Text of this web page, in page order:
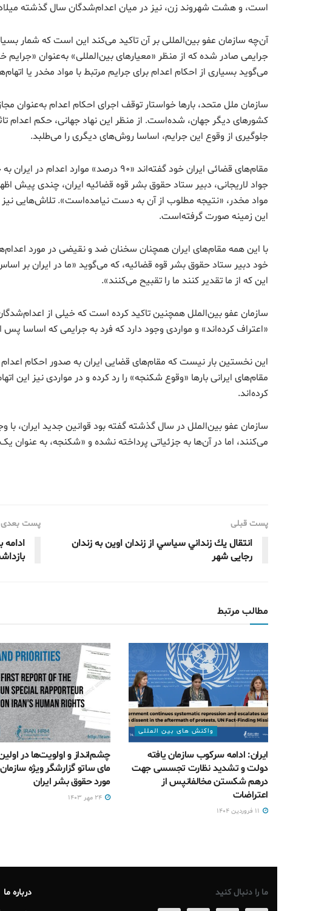
است، و هشت شهروند زن، نیز در میان اعدام‌شدگان سال گذشته
آن‌چه سازمان عفو بین‌المللی بر آن تاکید می‌کند این است که شمار
جرایمی صادر شده که از منظر «معیارهای بین‌المللی» به‌عنوان
می‌گوید بسیاری از احکام اعدام برای جرایم مرتبط با مواد مخدر یا
سازمان ملل متحد، بارها خواستار توقف اجرای احکام اعدام به‌عنوان
کشورهای دیگر جهان، شده‌است. از منظر این نهاد جهانی، حکم اعدام
جلوگیری از وقوع این جرایم، اساسا روش‌های دیگری را می‌طلبد.
مقام‌های قضائی ایران خود گفته‌اند «۹۰ درصد»
جواد لاریجانی، دبیر ستاد حقوق بشر قوه قضائیه ایران، چندی پیش
مواد مخدر، «نتیجه مطلوب از آن به دست نیامده‌است». تلاش‌هایی
این زمینه صورت گرفته‌است.
با این همه مقام‌های ایران همچنان سخنان ضد و نقیضی در مورد
خود دبیر ستاد حقوق بشر قوه قضائیه، که می‌گوید «ما در ایران بر
این که از ما تقدیر کنند ما را تقبیح می‌کنند».
سازمان عفو بین‌الملل همچنین تاکید کرده است که خیلی از
«اعتراف کرده‌اند» و مواردی وجود دارد که فرد به جرایمی که اساسا پس
این نخستین بار نیست که مقام‌های قضایی ایران به صدور احکام
مقام‌های ایرانی بارها «وقوع شکنجه» را رد کرده و در مواردی نیز این
کرده‌اند.
سازمان عفو بین‌الملل در سال گذشته گفته بود قوانین جدید ایران، با
می‌کنند، اما در آن‌ها به جزئیاتی پرداخته نشده و «شکنجه، به
پست قبلی
انتقال يك زنداني سياسي از زندان اوین به زندان
رجایی شهر
پست بعدی
مطالب مرتبط
واکنش های بین المللی
ایران: ادامه سرکوب سازمان یافته
دولت و تشدید نظارت تجسسی جهت
درهم شکستن مخالفانپس از
اعتراضات
چشم‌انداز و اولویت‌ها در
مای ساتو گزارشگر ویژه
مورد حقوق بشر ایران
درباره ما
ما را دنبال کنید